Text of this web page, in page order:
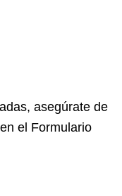
asegúrate de
el Formulario